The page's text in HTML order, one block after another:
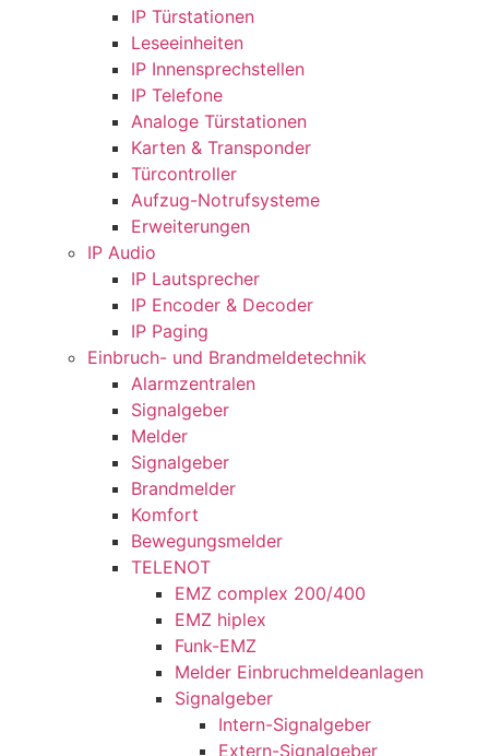
IP Türstationen
Leseeinheiten
IP Innensprechstellen
IP Telefone
Analoge Türstationen
Karten & Transponder
Türcontroller
Aufzug-Notrufsysteme
Erweiterungen
IP Audio
IP Lautsprecher
IP Encoder & Decoder
IP Paging
Einbruch- und Brandmeldetechnik
Alarmzentralen
Signalgeber
Melder
Signalgeber
Brandmelder
Komfort
Bewegungsmelder
TELENOT
EMZ complex 200/400
EMZ hiplex
Funk-EMZ
Melder Einbruchmeldeanlagen
Signalgeber
Intern-Signalgeber
Extern-Signalgeber